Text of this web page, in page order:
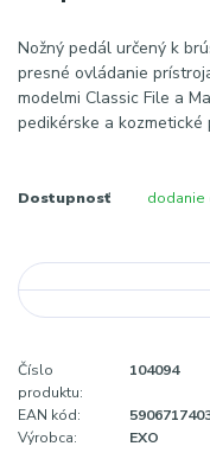
Nožný pedál určený k
presné ovládanie
modelmi Classic File a
pedikérske a kozmetické
Dostupnosť dodanie
Číslo
produktu:
104094
EAN kód:
Výrobca:
EXO